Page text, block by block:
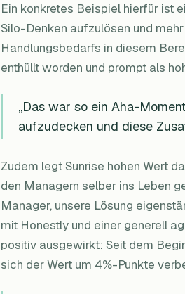
Ein konkretes Beispiel hierfür ist
Silo-Denken aufzulösen und
Handlungsbedarfs in diesem
enthüllt worden und prompt als
„Das war so ein Aha-
aufzudecken und diese
Zudem legt Sunrise hohen Wert
den Managern selber ins Leben
Manager, unsere Lösung
mit Honestly und einer generell
positiv ausgewirkt: Seit dem
sich der Wert um 4%-Punkte